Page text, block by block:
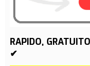
RAPIDO,
✔